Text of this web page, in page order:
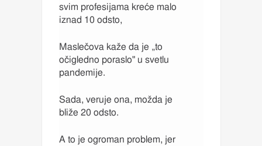
svim profesijama kreće malo
iznad 10 odsto,
Maslečova kaže da je „to
očigledno poraslo" u svetlu
pandemije.
Sada, veruje ona, možda je
bliže 20 odsto.
A to je ogroman problem, jer